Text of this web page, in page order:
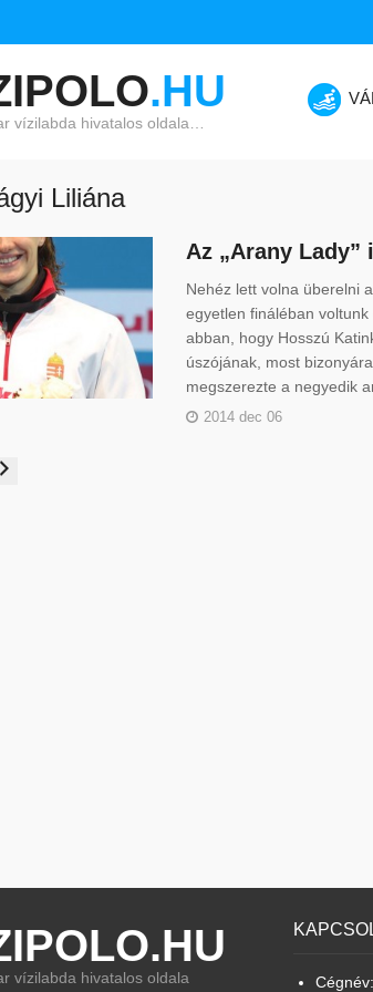
.HU
vízilabda hivatalos oldala…
Liliána
Az „Arany
Nehéz lett volna überelni
egyetlen fináléban
abban, hogy Hosszú
úszójának, most
megszerezte a negyedik
2014 dec 06
vízilabda hivatalos oldala Cégnév: